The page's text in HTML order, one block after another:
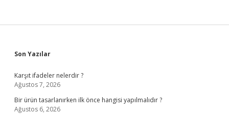
Sidebar
Son Yazılar
Karşıt ifadeler nelerdir ?
Ağustos 7, 2026
Bir ürün tasarlanırken ilk önce hangisi yapılmalıdır ?
Ağustos 6, 2026